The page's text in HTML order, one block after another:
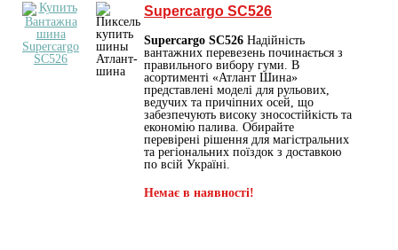
Supercargo SC526
Supercargo SC526 Надійність
вантажних перевезень починається з
правильного вибору гуми. В
асортименті «Атлант Шина»
представлені моделі для рульових,
ведучих та причіпних осей, що
забезпечують високу зносостійкість та
економію палива. Обирайте
перевірені рішення для магістральних
та регіональних поїздок з доставкою
по всій Україні.
Немає в наявності!